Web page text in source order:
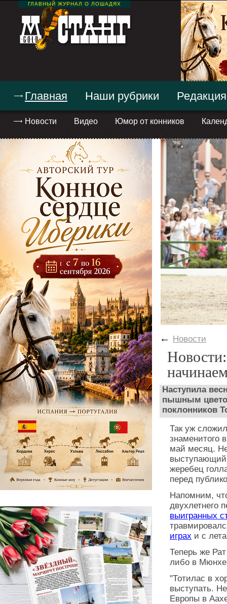
ГЛАВНЫЙ ЖУРНАЛ О ЛОШАДЯХ
Главная
Новости Видео Юмор от конников
Наши рубрики Редакция
← Новости
Наступила
пышным
поклонников
Так уж
знаменитого
май месяц.
выступающий
жеребец
перед
Напомним,
двухлетнего
выигранных
играх и с
Теперь же
либо в
"Тотилас в
выступать.
Европы в